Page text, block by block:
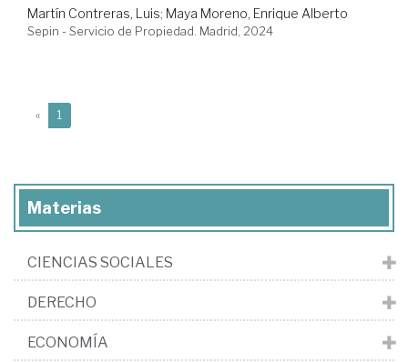
Martín Contreras, Luis; Maya Moreno, Enrique Alberto
Sepin - Servicio de Propiedad. Madrid, 2024
« 1
Materias
CIENCIAS SOCIALES
DERECHO
ECONOMÍA